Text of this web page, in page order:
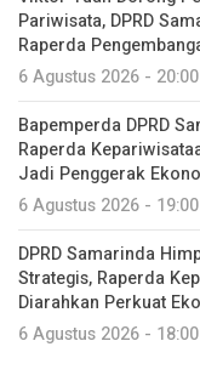
Pariwisata, DPRD
Raperda
6 Agustus 2026 -
Bapemperda DPRD
Raperda
Jadi Penggerak
6 Agustus 2026 -
DPRD Samarinda
Strategis, Raperda
Diarahkan Perkuat
6 Agustus 2026 -